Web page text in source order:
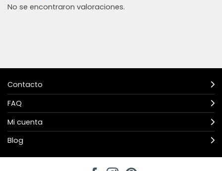
No se encontraron valoraciones.
Contacto
FAQ
Mi cuenta
Blog